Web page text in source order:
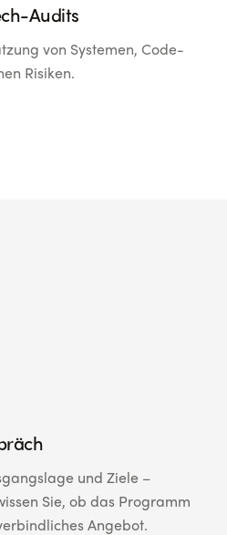
Audits
von Systemen, Code-
Risiken.
und Ziele –
Sie, ob das Programm
Angebot.